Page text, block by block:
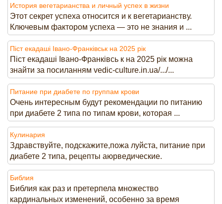
История вегетарианства и личный успех в жизни
Этот секрет успеха относится и к вегетарианству.
Ключевым фактором успеха — это не знания и ...
Піст екадаші Івано-Франківськ на 2025 рік
Піст екадаші Івано-Франківсь к на 2025 рік можна
знайти за посиланням vedic-culture.in.ua/.../...
Питание при диабете по группам крови
Очень интересным будут рекомендации по питанию
при диабете 2 типа по типам крови, которая ...
Кулинария
Здравствуйте, подскажите,пожа луйста, питание при
диабете 2 типа, рецепты аюрведические.
Библия
Библия как раз и претерпела множество
кардинальных изменений, особенно за время